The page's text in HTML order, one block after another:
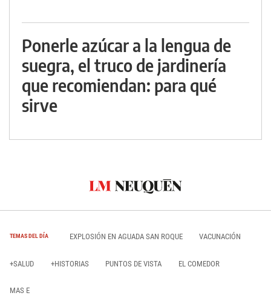
Ponerle azúcar a la lengua de
suegra, el truco de jardinería
que recomiendan: para qué
sirve
TEMAS DEL DÍA EXPLOSIÓN EN AGUADA SAN ROQUE VACUNACIÓN
+SALUD +HISTORIAS PUNTOS DE VISTA EL COMEDOR
MAS E